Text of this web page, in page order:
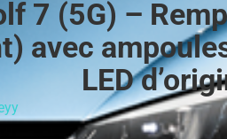
7 (5G) –
avec
LED